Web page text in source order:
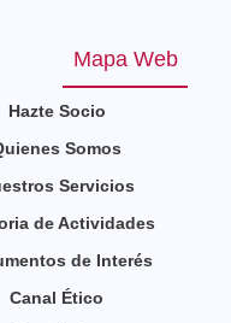
Mapa Web
Hazte Socio
Somos
Servicios
de Actividades
de Interés
Canal Ético